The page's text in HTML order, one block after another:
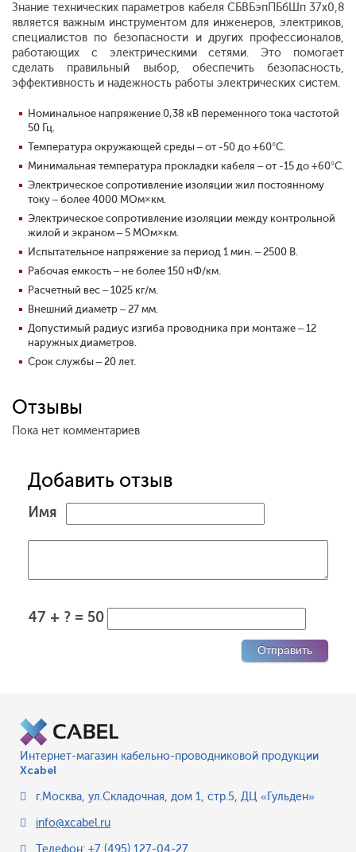
Знание технических параметров кабеля СБВБэпПБбШп 37х0,8
является важным инструментом для инженеров, электриков,
специалистов по безопасности и других профессионалов,
работающих с электрическими сетями. Это помогает
сделать правильный выбор, обеспечить безопасность,
эффективность и надежность работы электрических систем.
Номинальное напряжение 0,38 кВ переменного тока частотой
50 Гц.
Температура окружающей среды – от -50 до +60°С.
Минимальная температура прокладки кабеля – от -15 до +60°С.
Электрическое сопротивление изоляции жил постоянному
току – более 4000 МОм×км.
Электрическое сопротивление изоляции между контрольной
жилой и экраном – 5 МОм×км.
Испытательное напряжение за период 1 мин. – 2500 В.
Рабочая емкость – не более 150 нФ/км.
Расчетный вес – 1025 кг/м.
Внешний диаметр – 27 мм.
Допустимый радиус изгиба проводника при монтаже – 12
наружных диаметров.
Срок службы – 20 лет.
Отзывы
Пока нет комментариев
Добавить отзыв
Имя
47 + ? = 50
Интернет-магазин кабельно-проводниковой продукции
Xcabel
г.Москва, ул.Складочная, дом 1, стр.5, ДЦ «Гульден»
info@xcabel.ru
Телефон: +7 (495) 127-04-27